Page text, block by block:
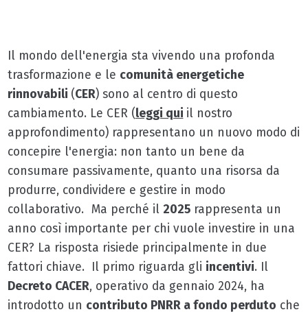
Il mondo dell'energia sta vivendo una profonda
trasformazione e le comunità energetiche
rinnovabili (CER) sono al centro di questo
cambiamento. Le CER (leggi qui il nostro
approfondimento) rappresentano un nuovo modo di
concepire l'energia: non tanto un bene da
consumare passivamente, quanto una risorsa da
produrre, condividere e gestire in modo
collaborativo. Ma perché il 2025rappresenta un
anno così importante per chi vuole investire in una
CER? La risposta risiede principalmente in due
fattori chiave. Il primo riguarda gli incentivi. Il
Decreto CACER, operativo da gennaio 2024, ha
introdotto un contributo PNRR a fondo perduto che